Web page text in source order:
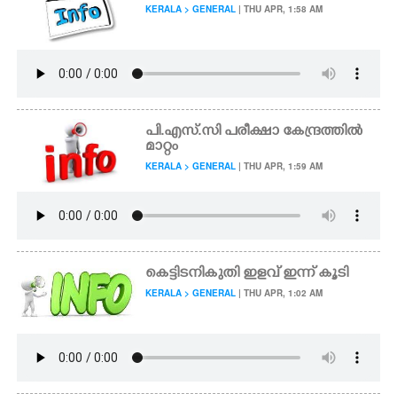
KERALA > GENERAL | THU APR, 1:58 AM
പി.എസ്.സി പരീക്ഷാ കേന്ദ്രത്തിൽ
മാറ്റം
KERALA > GENERAL | THU APR, 1:59 AM
കെട്ടിടനികുതി ഇളവ് ഇന്ന് കൂടി
KERALA > GENERAL | THU APR, 1:02 AM